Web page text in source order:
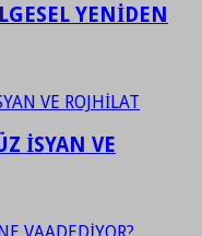
YENİDEN
İSYAN VE